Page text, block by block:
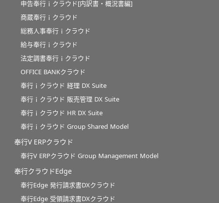
申告奉行ｉクラウド[内訳書・概況書編]
商蔵奉行ｉクラウド
総務人事奉行ｉクラウド
給与奉行ｉクラウド
法定調書奉行ｉクラウド
OFFICE BANKクラウド
奉行ｉクラウド 経理 DX Suite
奉行ｉクラウド 販売管理 DX Suite
奉行ｉクラウド HR DX Suite
奉行ｉクラウド Group Shared Model
奉行V ERPクラウド
奉行V ERPクラウド Group Management Model
奉行クラウドEdge
奉行Edge 発行請求書DXクラウド
奉行Edge 受領請求書DXクラウド